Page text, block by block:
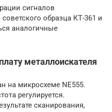
сигналов
образца КТ-361 и
аналогичные
металлоискателя
на микросхеме NE555.
регулируется.
сканирования,